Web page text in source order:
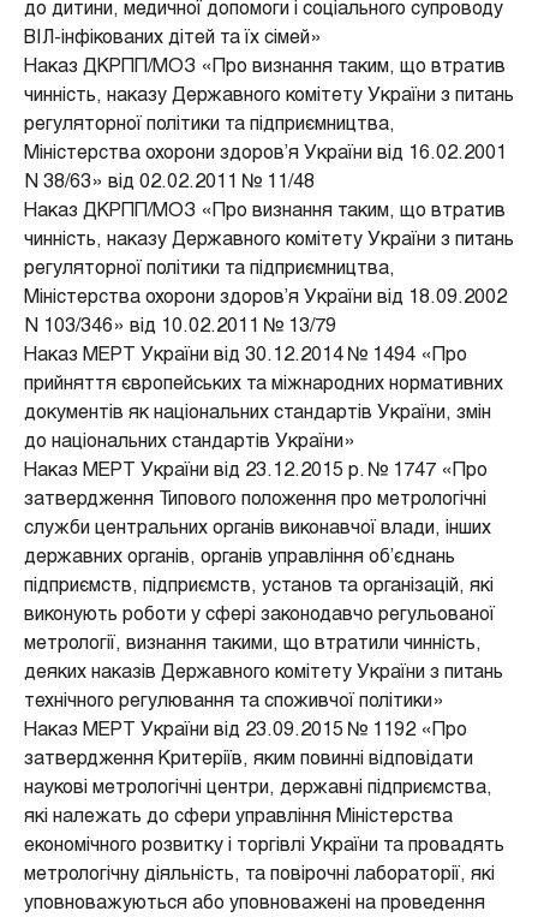
до дитини, медичної допомоги і соціального супроводу
ВІЛ-інфікованих дітей та їх сімей»
Наказ ДКРПП/МОЗ «Про визнання таким, що втратив
чинність, наказу Державного комітету України з питань
регуляторної політики та підприємництва,
Міністерства охорони здоров’я України від 16.02.2001
N 38/63» від 02.02.2011 № 11/48
Наказ ДКРПП/МОЗ «Про визнання таким, що втратив
чинність, наказу Державного комітету України з питань
регуляторної політики та підприємництва,
Міністерства охорони здоров’я України від 18.09.2002
N 103/346» від 10.02.2011 № 13/79
Наказ МЕРТ України від 30.12.2014 № 1494 «Про
прийняття європейських та міжнародних нормативних
документів як національних стандартів України, змін
до національних стандартів України»
Наказ МЕРТ України від 23.12.2015 р. № 1747 «Про
затвердження Типового положення про метрологічні
служби центральних органів виконавчої влади, інших
державних органів, органів управління об’єднань
підприємств, підприємств, установ та організацій, які
виконують роботи у сфері законодавчо регульованої
метрології, визнання такими, що втратили чинність,
деяких наказів Державного комітету України з питань
технічного регулювання та споживчої політики»
Наказ МЕРТ України від 23.09.2015 № 1192 «Про
затвердження Критеріїв, яким повинні відповідати
наукові метрологічні центри, державні підприємства,
які належать до сфери управління Міністерства
економічного розвитку і торгівлі України та провадять
метрологічну діяльність, та повірочні лабораторії, які
уповноважуються або уповноважені на проведення